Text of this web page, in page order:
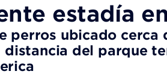
estadía
perros ubicado cerca
distancia del parque